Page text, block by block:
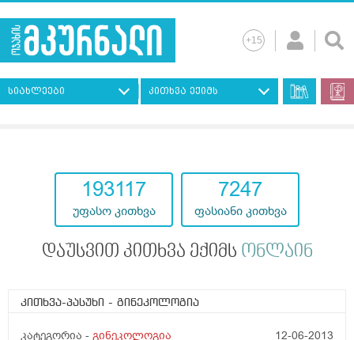
სიახლეები კითხვა ექიმს
193117
უფასო კითხვა
7247
ფასიანი კითხვა
დაუსვით კითხვა ექიმს ონლაინ
კითხვა-პასუხი - გინეკოლოგია
კატეგორია - გინეკოლოგია 12-06-2013